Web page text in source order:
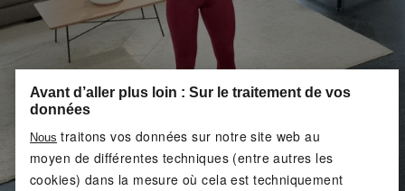
Avant d’aller plus loin : Sur le traitement de vos
données
Nous traitons vos données sur notre site web au
moyen de différentes techniques (entre autres les
cookies) dans la mesure où cela est techniquement